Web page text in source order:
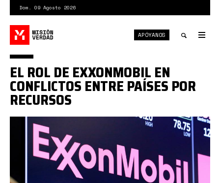
contenido
principal
Dom. 09 Agosto 2026
APÓYANOS
exon.jpg
EL ROL DE EXXONMOBIL EN
CONFLICTOS ENTRE PAÍSES POR
RECURSOS